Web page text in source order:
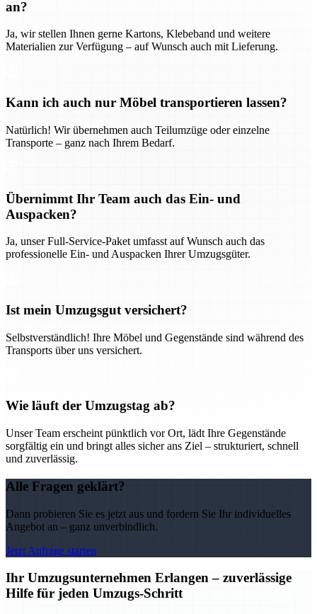
an?
Ja, wir stellen Ihnen gerne Kartons, Klebeband und weitere
Materialien zur Verfügung – auf Wunsch auch mit Lieferung.
Kann ich auch nur Möbel transportieren lassen?
Natürlich! Wir übernehmen auch Teilumzüge oder einzelne
Transporte – ganz nach Ihrem Bedarf.
Übernimmt Ihr Team auch das Ein- und
Auspacken?
Ja, unser Full-Service-Paket umfasst auf Wunsch auch das
professionelle Ein- und Auspacken Ihrer Umzugsgüter.
Ist mein Umzugsgut versichert?
Selbstverständlich! Ihre Möbel und Gegenstände sind während des
Transports über uns versichert.
Wie läuft der Umzugstag ab?
Unser Team erscheint pünktlich vor Ort, lädt Ihre Gegenstände
sorgfältig ein und bringt alles sicher ans Ziel – strukturiert, schnell
und zuverlässig.
Alle Fragen geklärt?
Dann probieren Sie es jetzt aus und fordern Sie Ihr individuelles
Angebot an – ganz unverbindlich.
Jetzt Anfrage starten
Ihr Umzugsunternehmen Erlangen – zuverlässige
Hilfe für jeden Umzugs-Schritt